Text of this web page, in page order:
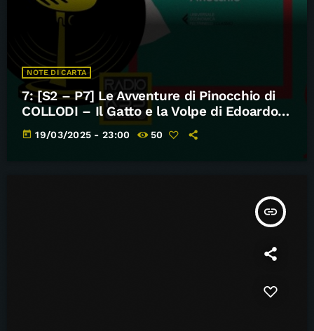
NOTE DI CARTA
7: [S2 – P7] Le Avventure di Pinocchio di
COLLODI – Il Gatto e la Volpe di Edoardo
Bennato – Note di Carta
today 19/03/2025 - 23:00 50
insert_link